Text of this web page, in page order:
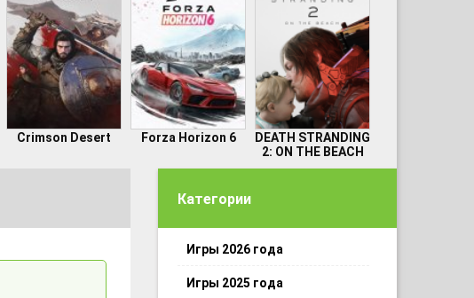
Crimson Desert Forza Horizon 6
DEATH STRANDING
2: ON THE BEACH
Категории
Игры 2026 года
Игры 2025 года